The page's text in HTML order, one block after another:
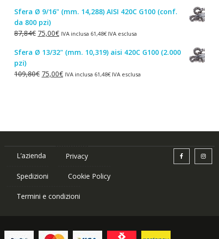
originale
era:
1,50€.
attuale
è:
1,00€.
Sfera Ø 9/16" (mm. 14,288) AISI 420C G100 (conf.
da 800 pzi)
87,84€ Il
originale
87,84€.
75,00€Il
attuale
75,00€.
IVA inclusa 61,48€IVA esclusa
Sfera Ø 13/32" (mm. 10,319) aisi 420C G100 (2.000
pzi)
109,80€ Il
75,00€IlIVA inclusa 61,48€IVA esclusa
L’azienda Privacy
Spedizioni Cookie Policy
Termini e condizioni